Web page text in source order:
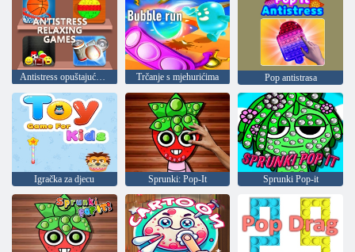
Antistress opuštajuće igre Trčanje s mjehurićima Pop antistrasa
Igračka za djecu Sprunki: Pop-It Sprunki Pop-it